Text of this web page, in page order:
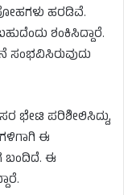
ಹರಡಿವೆ.
ಶಂಕಿಸಿದ್ದಾರೆ.
ಸಂಭವಿಸಿರುವುದು
ಭೇಟಿ ಪರಿಶೀಲಿಸಿದ್ದು,
ಈ
ಬಂದಿದೆ. ಈ